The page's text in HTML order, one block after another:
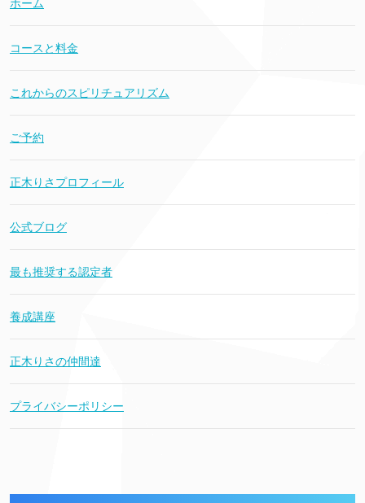
ホーム
コースと料金
これからのスピリチュアリズム
ご予約
正木りさプロフィール
公式ブログ
最も推奨する認定者
養成講座
正木りさの仲間達
プライバシーポリシー